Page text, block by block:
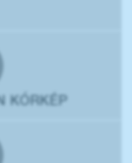
KÓRKÉP